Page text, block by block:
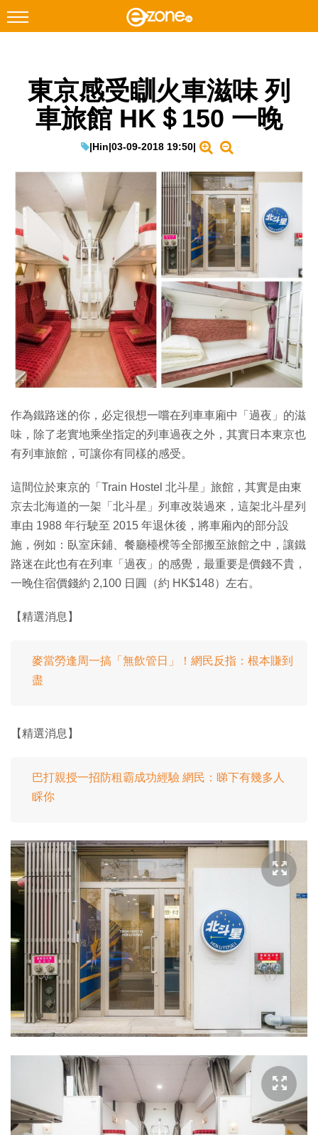
Facebook Instagram
科技焦點
遊戲動漫
EduTech
IT Times
生成式AI與雲端應用
Enterprise Digital Transformation
特集
東京感受瞓火車滋味 列
車旅館 HK＄150 一晚
|Hin|03-09-2018 19:50|
作為鐵路迷的你，必定很想一嚐在列車車廂中「過夜」的滋
味，除了老實地乘坐指定的列車過夜之外，其實日本東京也
有列車旅館，可讓你有同樣的感受。
這間位於東京的「Train Hostel 北斗星」旅館，其實是由東
京去北海道的一架「北斗星」列車改裝過來，這架北斗星列
車由 1988 年行駛至 2015 年退休後，將車廂內的部分設
施，例如：臥室床鋪、餐廳檯櫈等全部搬至旅館之中，讓鐵
路迷在此也有在列車「過夜」的感覺，最重要是價錢不貴，
一晚住宿價錢約 2,100 日圓（約 HK$148）左右。
【精選消息】
麥當勞逢周一搞「無飲管日」！網民反指：根本賺到
盡
【精選消息】
巴打親授一招防租霸成功經驗 網民：睇下有幾多人
睬你